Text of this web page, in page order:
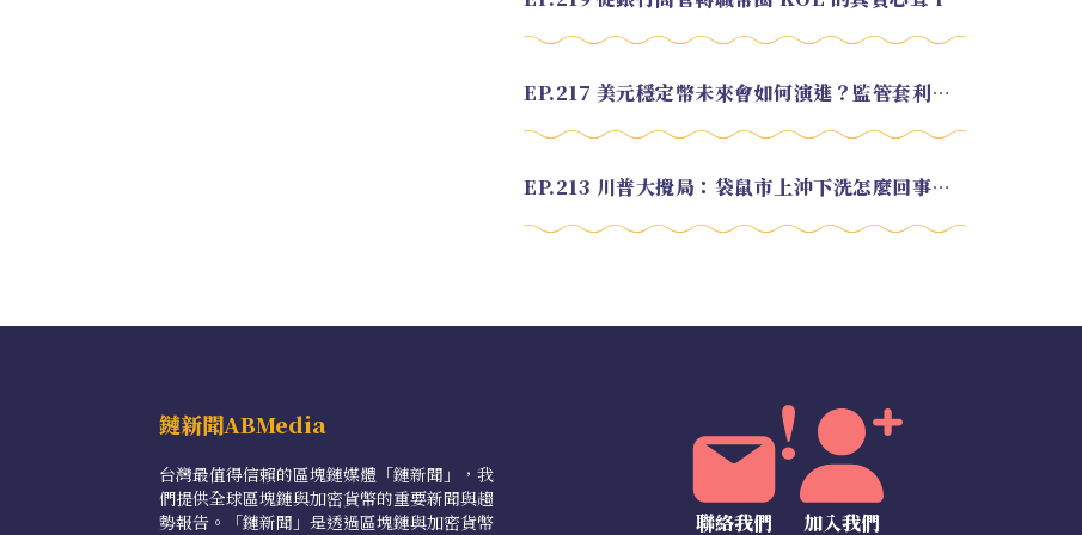
EP.217 美元穩定幣未來會如何演進？監管套利終將收斂？feat. 研究員 余哲安
EP.213 川普大攪局：袋鼠市上沖下洗怎麼回事？feat. Alvin
鏈新聞ABMedia
台灣最值得信賴的區塊鏈媒體「鏈新聞」，我
們提供全球區塊鏈與加密貨幣的重要新聞與趨
勢報告。「鏈新聞」是透過區塊鏈與加密貨幣
聯絡我們 加入我們